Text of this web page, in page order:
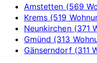
Amstetten (569
Krems (519
Neunkirchen (371
Gmünd (313
Gänserndorf (311